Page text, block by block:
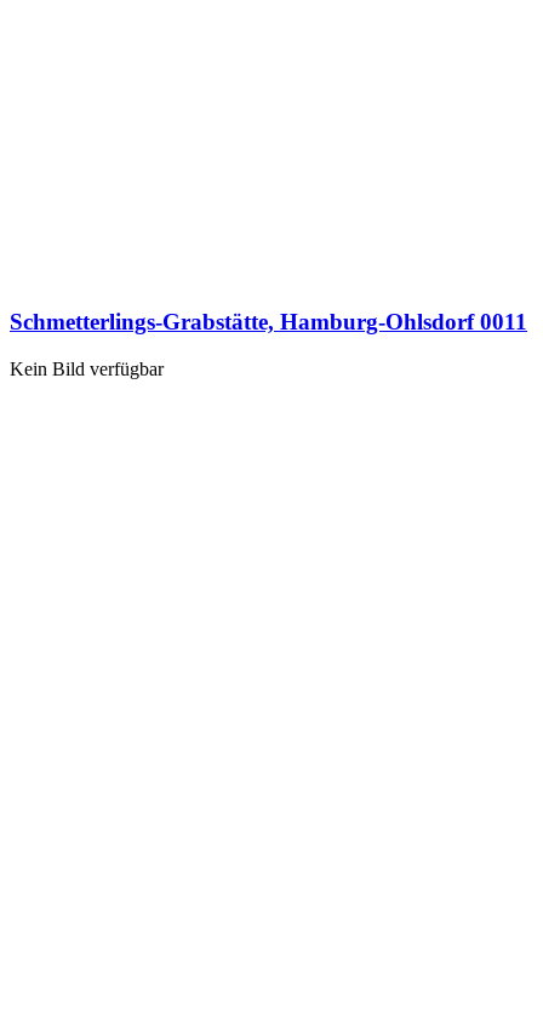
Schmetterlings-Grabstätte, Hamburg-Ohlsdorf 0011
Kein Bild verfügbar